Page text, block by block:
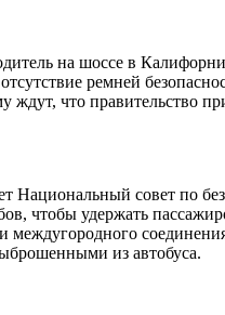
на шоссе в
ремней
ждут, что правительство
Национальный совет по
чтобы удержать
междугородного
из автобуса.